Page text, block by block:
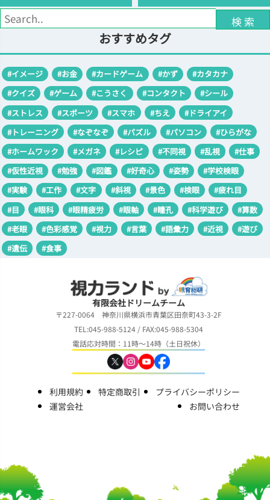
検 索
おすすめタグ
#イメージ #お金 #カードゲーム #かず
#カタカナ
#クイズ
#ゲーム #こうさく #コンタクト
#シール
#ストレス
#スポーツ #スマホ #ちえ
#ドライアイ
#トレーニング
#なぞなぞ #パズル #パソコン
#ひらがな
#ホームワック
#メガネ #レシピ #不同視 #乱視
#仕事
#仮性近視
#勉強 #図鑑 #好奇心 #姿勢
#学校検眼
#実験
#工作 #文字 #斜視 #景色 #検眼
#疲れ目
#目
#眼科 #眼精疲労 #眼軸 #瞳孔 #科学遊び
#算数
#老眼
#色彩感覚 #視力 #言葉 #語彙力 #近視
#遊び
#遺伝
#食事
有限会社ドリームチーム
〒227-0064 神奈川県横浜市青葉区田奈町43-3-2F
TEL:045-988-5124 / FAX:045-988-5304
電話応対時間：11時～14時（土日祝休）
利用規約 特定商取引
プライバシーポリシー
運営会社
お問い合わせ